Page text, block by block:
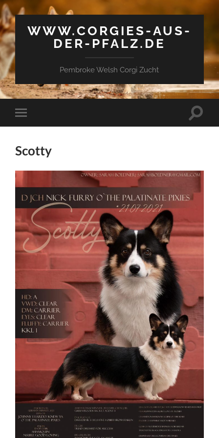
WWW.CORGIES-AUS-
DER-PFALZ.DE
Pembroke Welsh Corgi Zucht
Mobile-
Menü
Scotty